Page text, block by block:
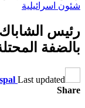
شئون اسرائيلية
رئيس
بالضفة
Last updated
Share